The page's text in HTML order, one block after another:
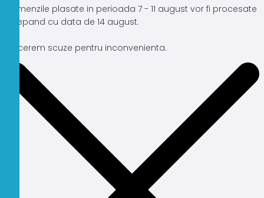
Comenzile plasate in perioada 7 - 11 august vor fi procesate
incepand cu data de 14 august.
Ne cerem scuze pentru inconvenienta.